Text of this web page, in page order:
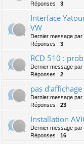
Réponses : 3
Interface
VW
Dernier message par
Réponses : 3
RCD 510 :
Dernier message par
Réponses : 2
pas
Dernier message par
Réponses : 23
Installation
Dernier message par
Réponses : 16